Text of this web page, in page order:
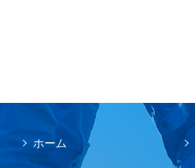
ホーム